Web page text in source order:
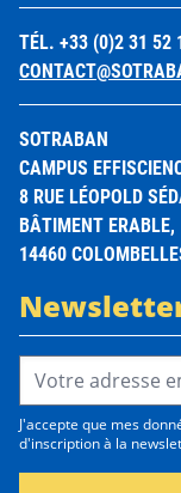
TÉL. +33 (0)2 31 52
SOTRABAN
CAMPUS
8 RUE LÉOPOLD
BÂTIMENT ERABLE,
14460
Email Address*
J'accepte que mes
d'inscription à la